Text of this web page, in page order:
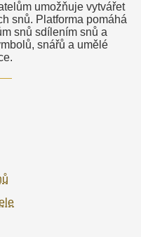
umožňuje vytvářet
snů. Platforma pomáhá
snů sdílením snů a
snářů a umělé